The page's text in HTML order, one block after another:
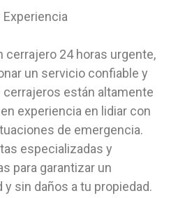
cerrajero 24 horas urgente,
un servicio confiable y
están altamente
experiencia en lidiar con
de emergencia.
especializadas y
para garantizar un
sin daños a tu propiedad.